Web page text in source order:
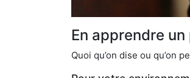
En apprendre
Quoi qu’on dise ou qu’on